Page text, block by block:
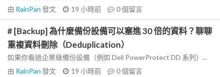
由 RainPan 發文 19 小時前 0個留言
# [Backup] 為什麼備份設備可以塞進 30 倍的資料？聊聊
重複資料刪除（Deduplication）
如果你看過企業級備份設備（例如 Dell PowerProtect DD 系列）...
由 RainPan 發文 19 小時前 0個留言